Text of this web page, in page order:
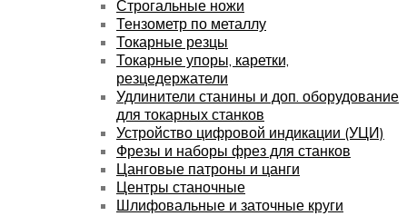
Строгальные ножи
Тензометр по металлу
Токарные резцы
Токарные упоры, каретки,
резцедержатели
Удлинители станины и доп. оборудование
для токарных станков
Устройство цифровой индикации (УЦИ)
Фрезы и наборы фрез для станков
Цанговые патроны и цанги
Центры станочные
Шлифовальные и заточные круги